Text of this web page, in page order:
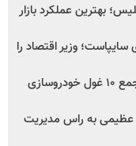
بهترین عملکرد بازار
سایپاست؛ وزیر اقتصاد را
۳ خودروساز چینی برای نخستین بار وارد جمع ۱۰ غول خودروسازی
عظیمی به راس مدیریت